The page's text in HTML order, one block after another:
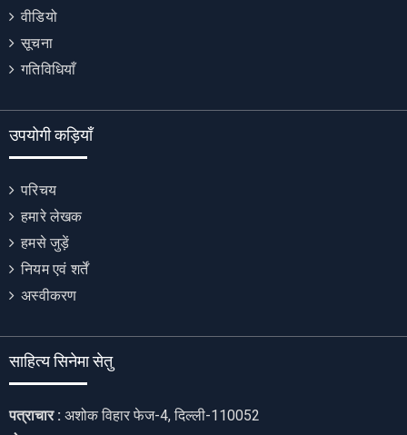
वीडियो
सूचना
गतिविधियाँ
उपयोगी कड़ियाँ
परिचय
हमारे लेखक
हमसे जुड़ें
नियम एवं शर्तें
अस्वीकरण
साहित्य सिनेमा सेतु
पत्राचार : अशोक विहार फेज-4, दिल्ली-110052